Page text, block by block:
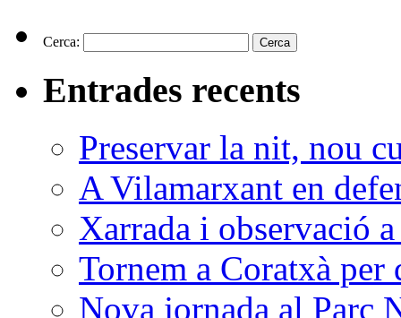
Cerca:
Entrades recents
Preservar la nit, nou
A Vilamarxant en
Xarrada i observació
Tornem a Coratxà per
Nova jornada al Parc